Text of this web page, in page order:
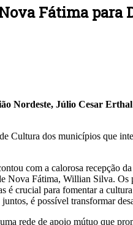
Fátima para
Nordeste, Júlio Cesar
Cultura dos municípios que
com a calorosa recepção
Fátima, Willian Silva. Os
é crucial para fomentar a
é possível transformar
rede de apoio mútuo que